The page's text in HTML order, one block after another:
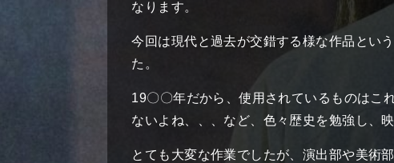
なります。
今回は現代と過去が交錯する様な作品とい
た。
19〇〇年だから、使用されているものはこ
ないよね、、、など、色々歴史を勉強し、
とても大変な作業でしたが、演出部や美術